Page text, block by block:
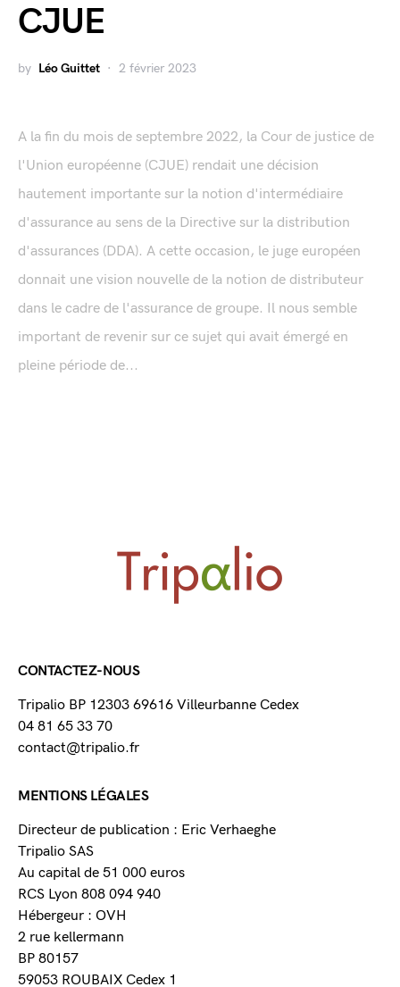
CJUE
by Léo Guittet 2 février 2023
A la fin du mois de septembre 2022, la Cour de justice de
l'Union européenne (CJUE) rendait une décision
hautement importante sur la notion d'intermédiaire
d'assurance au sens de la Directive sur la distribution
d'assurances (DDA). A cette occasion, le juge européen
donnait une vision nouvelle de la notion de distributeur
dans le cadre de l'assurance de groupe. Il nous semble
important de revenir sur ce sujet qui avait émergé en
pleine période de...
CONTACTEZ-NOUS
Tripalio BP 12303 69616 Villeurbanne Cedex
04 81 65 33 70
contact@tripalio.fr
MENTIONS LÉGALES
Directeur de publication : Eric Verhaeghe
Tripalio SAS
Au capital de 51 000 euros
RCS Lyon 808 094 940
Hébergeur : OVH
2 rue kellermann
BP 80157
59053 ROUBAIX Cedex 1